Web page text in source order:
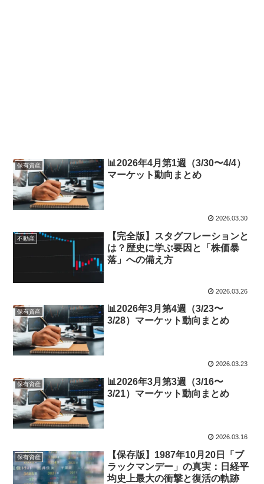
保有資産
📊2026年4月第1週（3/30〜4/4）
マーケット動向まとめ
2026.03.30
不動産
【完全版】スタグフレーションと
は？歴史に学ぶ要因と「株価暴
落」への備え方
2026.03.26
保有資産
📊2026年3月第4週（3/23〜
3/28）マーケット動向まとめ
2026.03.23
保有資産
📊2026年3月第3週（3/16〜
3/21）マーケット動向まとめ
2026.03.16
保有資産
【保存版】1987年10月20日「ブ
ラックマンデー」の真実：日経平
均史上最大の衝撃と復活の軌跡